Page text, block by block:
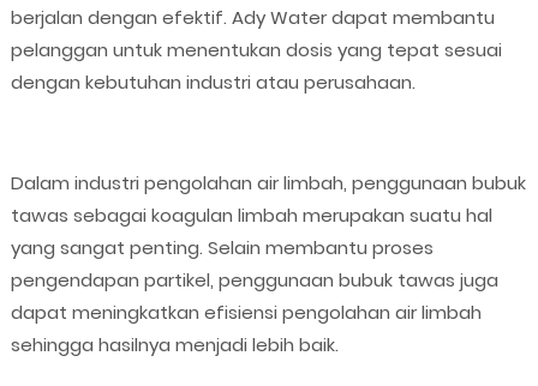
berjalan dengan efektif. Ady Water dapat membantu
pelanggan untuk menentukan dosis yang tepat sesuai
dengan kebutuhan industri atau perusahaan.
Dalam industri pengolahan air limbah, penggunaan bubuk
tawas sebagai koagulan limbah merupakan suatu hal
yang sangat penting. Selain membantu proses
pengendapan partikel, penggunaan bubuk tawas juga
dapat meningkatkan efisiensi pengolahan air limbah
sehingga hasilnya menjadi lebih baik.